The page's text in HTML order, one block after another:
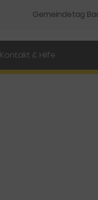
Gemeindetag
Kontakt & Hilfe